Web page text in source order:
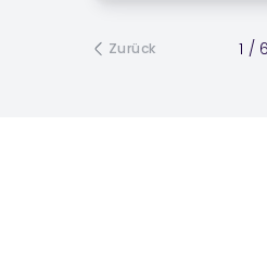
Zurück 1 / 6